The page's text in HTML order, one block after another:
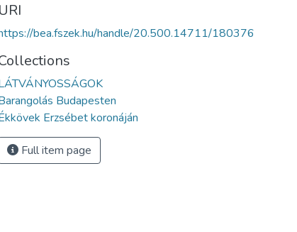
URI
bea.fszek.hu/handle/20.500.14711/180376
Budapesten
Erzsébet koronáján
Full item page